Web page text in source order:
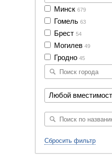
Минск 679
Гомель 63
Брест 54
Могилев 49
Гродно 45
Любой
Сбросить фильтр